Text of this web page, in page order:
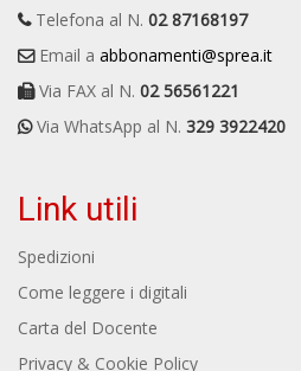
Telefona al N. 02 87168197
Email a abbonamenti@sprea.it
Via FAX al N. 02 56561221
Via WhatsApp al N. 329 3922420
Link utili
Spedizioni
Come leggere i digitali
Carta del Docente
Privacy & Cookie Policy